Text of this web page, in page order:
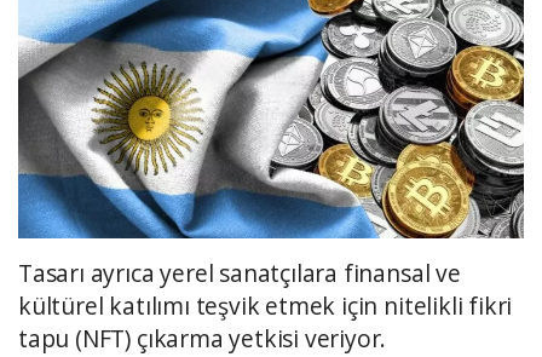
Tasarı ayrıca yerel sanatçılara finansal ve
kültürel katılımı teşvik etmek için nitelikli fikri
tapu (NFT) çıkarma yetkisi veriyor.